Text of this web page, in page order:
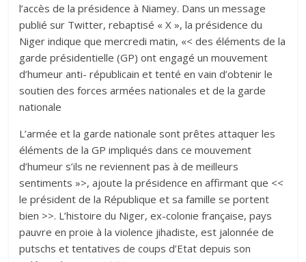
l’accès de la présidence à Niamey. Dans un message
publié sur Twitter, rebaptisé « X », la présidence du
Niger indique que mercredi matin, «< des éléments de la
garde présidentielle (GP) ont engagé un mouvement
d’humeur anti- républicain et tenté en vain d’obtenir le
soutien des forces armées nationales et de la garde
nationale
L’armée et la garde nationale sont prêtes attaquer les
éléments de la GP impliqués dans ce mouvement
d’humeur s’ils ne reviennent pas à de meilleurs
sentiments »>, ajoute la présidence en affirmant que <<
le président de la République et sa famille se portent
bien >>. L’histoire du Niger, ex-colonie française, pays
pauvre en proie à la violence jihadiste, est jalonnée de
putschs et tentatives de coups d’Etat depuis son